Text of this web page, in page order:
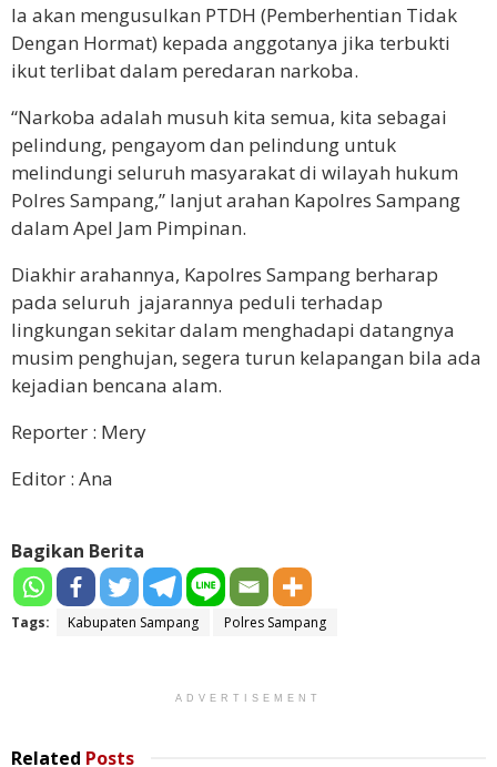
Ia akan mengusulkan PTDH (Pemberhentian Tidak
Dengan Hormat) kepada anggotanya jika terbukti
ikut terlibat dalam peredaran narkoba.
“Narkoba adalah musuh kita semua, kita sebagai
pelindung, pengayom dan pelindung untuk
melindungi seluruh masyarakat di wilayah hukum
Polres Sampang,” lanjut arahan Kapolres Sampang
dalam Apel Jam Pimpinan.
Diakhir arahannya, Kapolres Sampang berharap
pada seluruh jajarannya peduli terhadap
lingkungan sekitar dalam menghadapi datangnya
musim penghujan, segera turun kelapangan bila ada
kejadian bencana alam.
Reporter : Mery
Editor : Ana
Bagikan Berita
Tags: Kabupaten Sampang Polres Sampang
ADVERTISEMENT
Related Posts